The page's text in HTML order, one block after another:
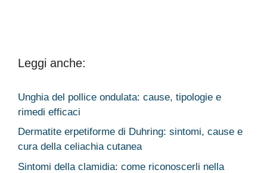
Leggi anche:
Unghia del pollice ondulata: cause, tipologie e
rimedi efficaci
Dermatite erpetiforme di Duhring: sintomi, cause e
cura della celiachia cutanea
Sintomi della clamidia: come riconoscerli nella